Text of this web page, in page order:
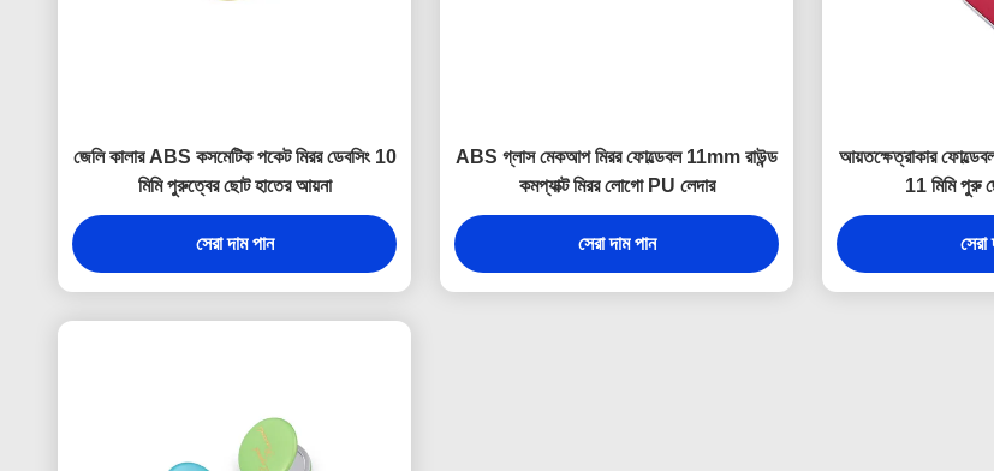
জেলি কালার ABS কসমেটিক পকেট মিরর ডেবসিং 10
মিমি পুরুত্বের ছোট হাতের আয়না
সেরা দাম পান
ABS গ্লাস মেকআপ মিরর ফোল্ডেবল 11mm রাউন্ড
কমপ্যাক্ট মিরর লোগো PU লেদার
সেরা দাম পান
আয়তক্ষেত্রাকার
11 মিমি পুরু
সেরা